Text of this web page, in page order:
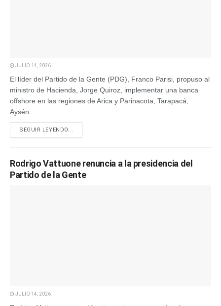
JULIO 14, 2026
El líder del Partido de la Gente (PDG), Franco Parisi, propuso al
ministro de Hacienda, Jorge Quiroz, implementar una banca
offshore en las regiones de Arica y Parinacota, Tarapacá,
Aysén...
SEGUIR LEYENDO...
Rodrigo Vattuone renuncia a la presidencia del
Partido de la Gente
JULIO 14, 2026